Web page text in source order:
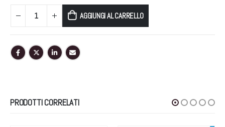
AGGIUNGI AL CARRELLO
PRODOTTI CORRELATI